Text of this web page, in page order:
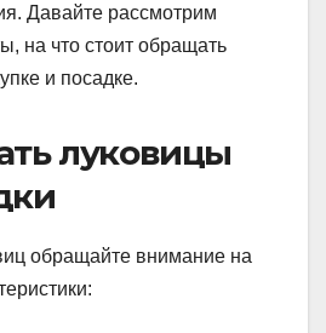
Давайте рассмотрим
на что стоит обращать
и посадке.
луковицы
обращайте внимание на